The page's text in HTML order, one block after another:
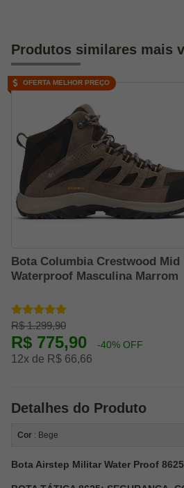
Produtos similares mais
Bota Columbia Crestwood Mid
Waterproof Masculina Marrom
R$ 1.299,90
R$ 775,90 -40% OFF
12x de R$ 66,66
OFERTA MELHOR PREÇO
Detalhes do Produto
Cor : Bege
Bota Airstep Militar Water Proof